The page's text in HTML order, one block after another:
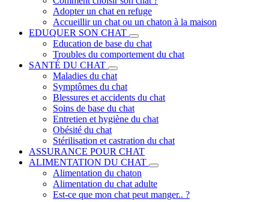
Adopter un chat en refuge
Accueillir un chat ou un chaton à la maison
EDUQUER SON CHAT
Education de base du chat
Troubles du comportement du chat
SANTÉ DU CHAT
Maladies du chat
Symptômes du chat
Blessures et accidents du chat
Soins de base du chat
Entretien et hygiène du chat
Obésité du chat
Stérilisation et castration du chat
ASSURANCE POUR CHAT
ALIMENTATION DU CHAT
Alimentation du chaton
Alimentation du chat adulte
Est-ce que mon chat peut manger.. ?